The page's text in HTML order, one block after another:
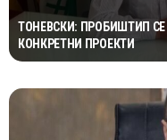
ТОНЕВСКИ: ПРОБИШТИП
КОНКРЕТНИ ПРОЕКТИ